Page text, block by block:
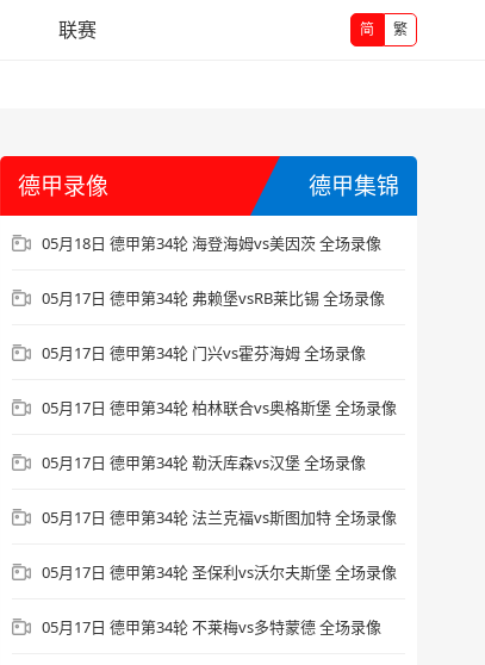
联赛 简 繁
德甲录像 德甲集锦
05月18日 德甲第34轮 海登海姆vs美因茨 全场录像
05月17日 德甲第34轮 弗赖堡vsRB莱比锡 全场录像
05月17日 德甲第34轮 门兴vs霍芬海姆 全场录像
05月17日 德甲第34轮 柏林联合vs奥格斯堡 全场录像
05月17日 德甲第34轮 勒沃库森vs汉堡 全场录像
05月17日 德甲第34轮 法兰克福vs斯图加特 全场录像
05月17日 德甲第34轮 圣保利vs沃尔夫斯堡 全场录像
05月17日 德甲第34轮 不莱梅vs多特蒙德 全场录像